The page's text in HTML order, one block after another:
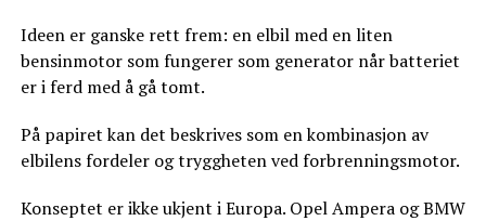
Ideen er ganske rett frem: en elbil med en liten
bensinmotor som fungerer som generator når batteriet
er i ferd med å gå tomt.
På papiret kan det beskrives som en kombinasjon av
elbilens fordeler og tryggheten ved forbrenningsmotor.
Konseptet er ikke ukjent i Europa. Opel Ampera og BMW